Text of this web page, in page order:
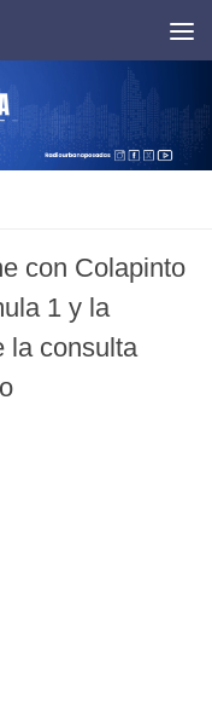
con Colapinto
1 y la
la consulta